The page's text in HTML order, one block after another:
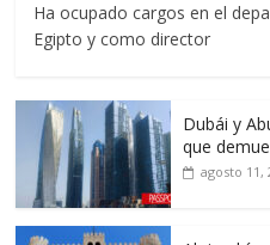
Ha ocupado cargos en el
Egipto y como director
Dubái y
que
agosto 11,